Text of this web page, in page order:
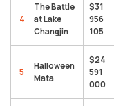
4
The Battle
at Lake
Changjin
$31
956
105
5
Halloween
Mata
$24
591
000